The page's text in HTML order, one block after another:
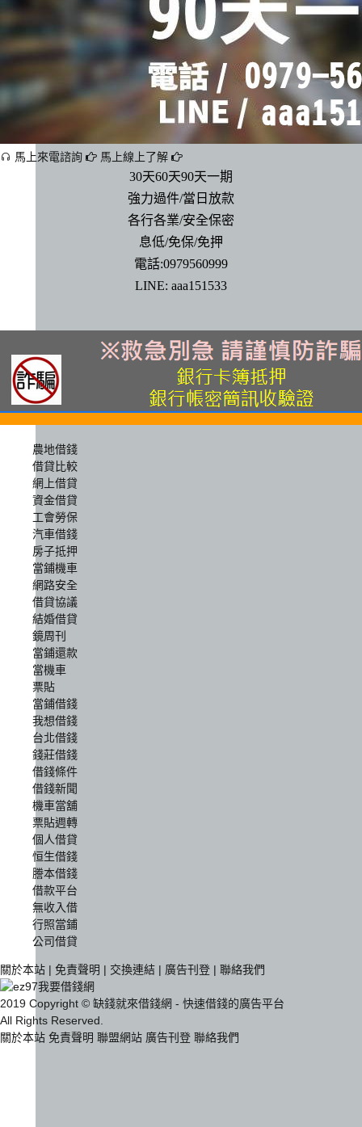
馬上來電諮詢 馬上線上了解
30天60天90天一期
強力過件/當日放款
各行各業/安全保密
息低/免保/免押
電話:0979560999
LINE: aaa151533
農地借錢
借貸比較
網上借貸
資金借貸
工會勞保
汽車借錢
房子抵押
當鋪機車
網路安全
借貸協議
結婚借貸
鏡周刊
當鋪還款
當機車
票貼
當鋪借錢
我想借錢
台北借錢
錢莊借錢
借錢條件
借錢新聞
機車當舖
票貼週轉
個人借貸
恒生借錢
謄本借錢
借款平台
無收入借
行照當鋪
公司借貸
關於本站 | 免責聲明 | 交換連結 | 廣告刊登 | 聯絡我們
2019 Copyright © 缺錢就來借錢網 - 快速借錢的廣告平台
All Rights Reserved.
關於本站 免責聲明 聯盟網站 廣告刊登 聯絡我們